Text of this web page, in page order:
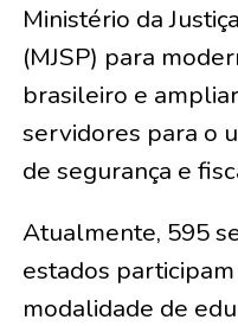
Ministério da
(MJSP) para
brasileiro e
servidores para o
de segurança e
Atualmente, 595
estados
modalidade de